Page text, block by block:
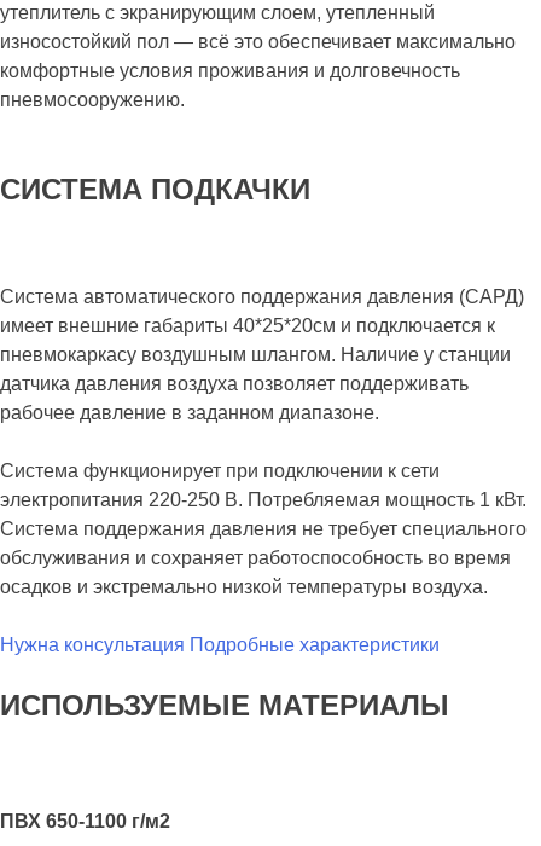
утеплитель с экранирующим слоем, утепленный
износостойкий пол — всё это обеспечивает максимально
комфортные условия проживания и долговечность
пневмосооружению.
СИСТЕМА ПОДКАЧКИ
Система автоматического поддержания давления (САРД)
имеет внешние габариты 40*25*20см и подключается к
пневмокаркасу воздушным шлангом. Наличие у станции
датчика давления воздуха позволяет поддерживать
рабочее давление в заданном диапазоне.
Система функционирует при подключении к сети
электропитания 220-250 В. Потребляемая мощность 1 кВт.
Система поддержания давления не требует специального
обслуживания и сохраняет работоспособность во время
осадков и экстремально низкой температуры воздуха.
Нужна консультация Подробные характеристики
ИСПОЛЬЗУЕМЫЕ МАТЕРИАЛЫ
ПВХ 650-1100 г/м2